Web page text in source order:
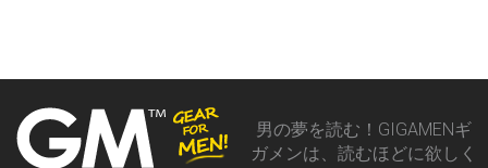
男の夢を読む！GIGAMENギ
ガメンは、読むほどに欲しく